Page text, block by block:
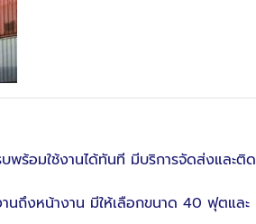
ร้อมใช้งานได้ทันที มีบริการจัดส่งและติด
นถึงหน้างาน มีให้เลือกขนาด 40 ฟุตและ